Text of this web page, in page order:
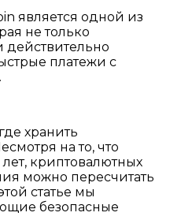
является одной из
не только
платежи с
хранить
на то, что
криптовалютных
можно пересчитать
статье мы
безопасные